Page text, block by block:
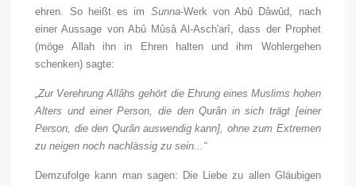
ehren. So heißt es im Sunna-Werk von Abû Dâwûd, nach
einer Aussage von Abû Mûsâ Al-Asch'arî, dass der Prophet
(möge Allah ihn in Ehren halten und ihm Wohlergehen
schenken) sagte:
„Zur Verehrung Allâhs gehört die Ehrung eines Muslims hohen
Alters und einer Person, die den Qurân in sich trägt [einer
Person, die den Qurân auswendig kann], ohne zum Extremen
zu neigen noch nachlässig zu sein...“
Demzufolge kann man sagen: Die Liebe zu allen Gläubigen